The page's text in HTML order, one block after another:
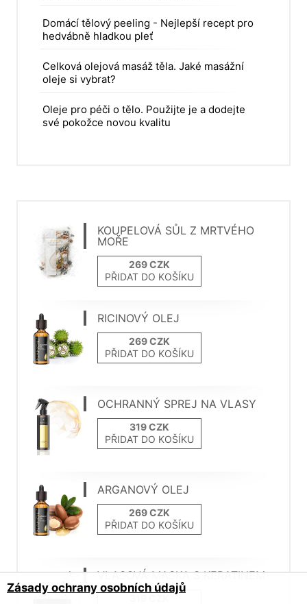
Domácí tělový peeling - Nejlepší recept pro
hedvábně hladkou pleť
Celková olejová masáž těla. Jaké masážní
oleje si vybrat?
Oleje pro péči o tělo. Použijte je a dodejte
své pokožce novou kvalitu
KOUPELOVÁ SŮL Z MRTVÉHO
MOŘE
PŘIDAT DO KOŠÍKU
RICINOVÝ OLEJ
PŘIDAT DO KOŠÍKU
OCHRANNÝ SPREJ NA VLASY
PŘIDAT DO KOŠÍKU
ARGANOVÝ OLEJ
PŘIDAT DO KOŠÍKU
VLASOVÁ MASKA S KERATINEM
Zásady ochrany osobních údajů